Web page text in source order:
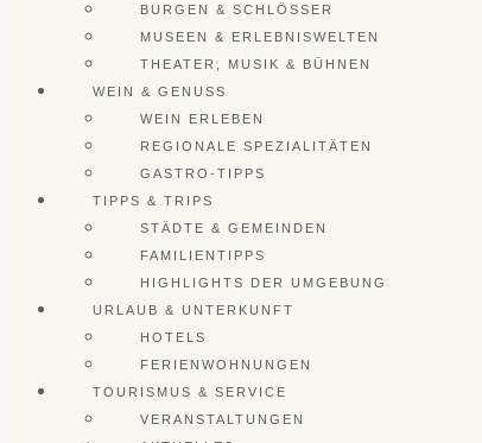
BURGEN & SCHLÖSSER
MUSEEN & ERLEBNISWELTEN
THEATER, MUSIK & BÜHNEN
WEIN & GENUSS
WEIN ERLEBEN
REGIONALE SPEZIALITÄTEN
GASTRO-TIPPS
TIPPS & TRIPS
STÄDTE & GEMEINDEN
FAMILIENTIPPS
HIGHLIGHTS DER UMGEBUNG
URLAUB & UNTERKUNFT
HOTELS
FERIENWOHNUNGEN
TOURISMUS & SERVICE
VERANSTALTUNGEN